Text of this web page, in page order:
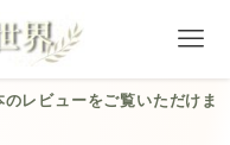
レビューをご覧いただけま